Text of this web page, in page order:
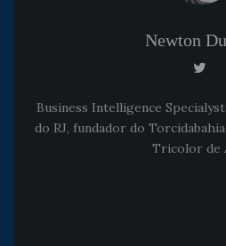
Newton
Business Intelligence
do RJ, fundador do
Tricolor de